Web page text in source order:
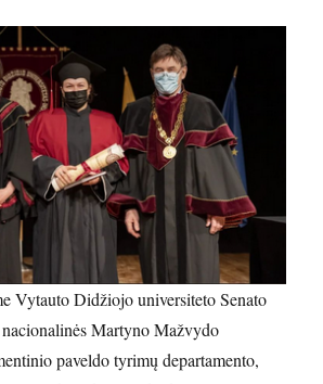
Vytauto Didžiojo universiteto Senato
Martyno Mažvydo
paveldo tyrimų departamento,